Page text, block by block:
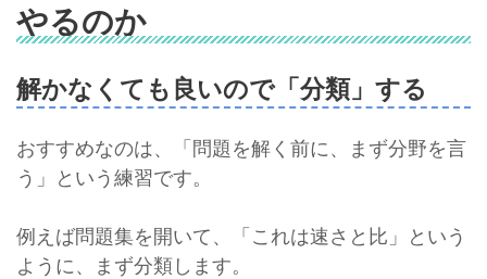
やるのか
解かなくても良いので「分類」する
おすすめなのは、「問題を解く前に、まず分野を言
う」という練習です。
例えば問題集を開いて、「これは速さと比」という
ように、まず分類します。